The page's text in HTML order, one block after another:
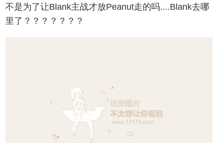
不是为了让Blank主战才放Peanut走的吗....Blank去哪
里了？？？？？？？